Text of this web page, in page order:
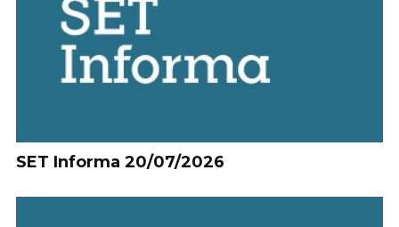
SET Informa 20/07/2026